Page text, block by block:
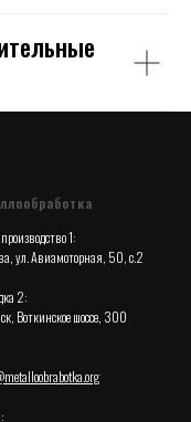
1:
ул. Авиамоторная, 50, с.2
2:
Воткинское шоссе, 300